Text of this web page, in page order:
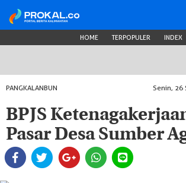
HOME TERPOPULER INDEX
PANGKALANBUN Senin, 26
BPJS
Pasar Desa Sumber